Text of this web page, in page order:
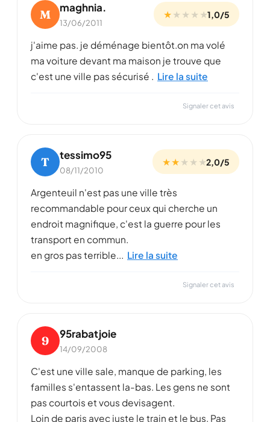
M maghnia.
13/06/2011
★★ ★ ★ ★1,0/5
j'aime pas. je déménage bientôt.on ma volé
ma voiture devant ma maison je trouve que
c'est une ville pas sécurisé . Lire la suite
Signaler cet avis
T tessimo95
08/11/2010
★ ★★ ★ ★2,0/5
Argenteuil n'est pas une ville très
recommandable pour ceux qui cherche un
endroit magnifique, c'est la guerre pour les
transport en commun.
en gros pas terrible... Lire la suite
Signaler cet avis
9 95rabatjoie
14/09/2008
C'est une ville sale, manque de parking, les
familles s'entassent la-bas. Les gens ne sont
pas courtois et vous devisagent.
Loin de paris avec juste le train et le bus. Pas